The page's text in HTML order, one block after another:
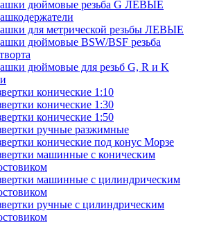
дюймовые резьба G ЛЕВЫЕ
для метрической резьбы ЛЕВЫЕ
дюймовые BSW/BSF резьба
дюймовые для резьб G, R и K
конические 1:10
конические 1:30
конические 1:50
ручные разжимные
конические под конус Морзе
машинные с коническим
машинные с цилиндрическим
ручные с цилиндрическим